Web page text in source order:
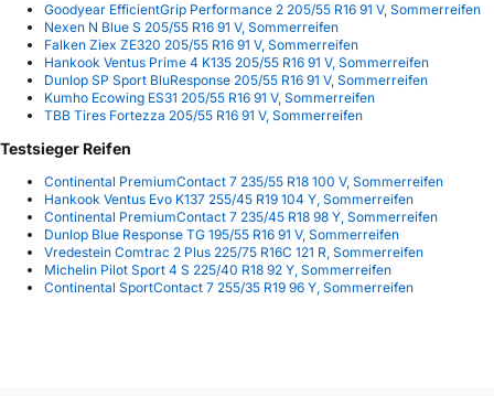
Goodyear EfficientGrip Performance 2 205/55 R16 91 V, Sommerreifen
Nexen N Blue S 205/55 R16 91 V, Sommerreifen
Falken Ziex ZE320 205/55 R16 91 V, Sommerreifen
Hankook Ventus Prime 4 K135 205/55 R16 91 V, Sommerreifen
Dunlop SP Sport BluResponse 205/55 R16 91 V, Sommerreifen
Kumho Ecowing ES31 205/55 R16 91 V, Sommerreifen
TBB Tires Fortezza 205/55 R16 91 V, Sommerreifen
Testsieger Reifen
Continental PremiumContact 7 235/55 R18 100 V, Sommerreifen
Hankook Ventus Evo K137 255/45 R19 104 Y, Sommerreifen
Continental PremiumContact 7 235/45 R18 98 Y, Sommerreifen
Dunlop Blue Response TG 195/55 R16 91 V, Sommerreifen
Vredestein Comtrac 2 Plus 225/75 R16C 121 R, Sommerreifen
Michelin Pilot Sport 4 S 225/40 R18 92 Y, Sommerreifen
Continental SportContact 7 255/35 R19 96 Y, Sommerreifen